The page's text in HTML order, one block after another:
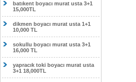
batıkent boyacı murat usta 3+1
15,000TL
dikmen boyacı murat usta 1+1
10,000 TL
sokullu boyacı murat usta 3+1
16,000 TL
yapracık toki boyacı murat usta
3+1 18,000TL